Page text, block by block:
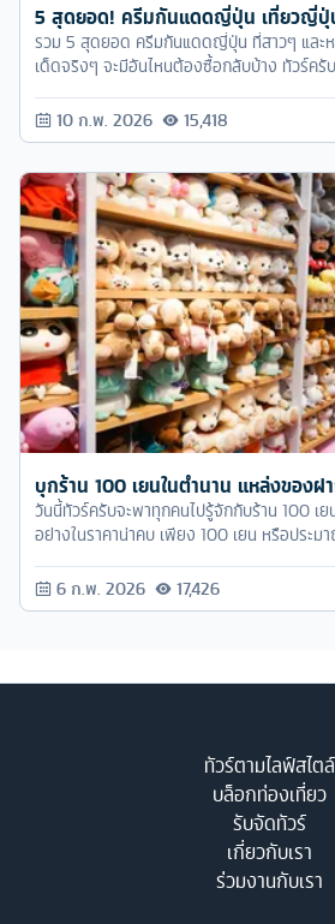
5 สุดยอด! ครีมกันแดดญี่ปุ่น เที่ยวญี่ปุ่
รวม 5 สุดยอด ครีมกันแดดญี่ปุ่น ที่สาวๆ และ
เด็ดจริงๆ จะมีอันไหนต้องซื้อกลับบ้าง ทัวร์ครั
10 ก.พ. 2026 15,418
บุกร้าน 100 เยนในตำนาน แหล่งของ
วันนี้ทัวร์ครับจะพาทุกคนไปรู้จักกับร้าน 100 เ
อย่างในราคาน่าคบ เพียง 100 เยน หรือประม
6 ก.พ. 2026 17,426
ทัวร์ตามไลฟ์สไตล์
บล็อกท่องเที่ยว
รับจัดทัวร์
เกี่ยวกับเรา
ร่วมงานกับเรา